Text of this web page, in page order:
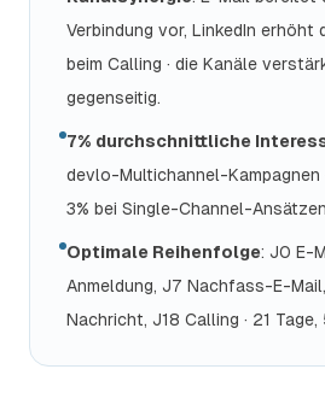
Verbindung vor, LinkedIn erhöht
beim Calling · die Kanäle
gegenseitig.
7% durchschnittliche
devlo-Multichannel-Kampagnen
3% bei Single-Channel-
Optimale Reihenfolge: J0 E-
Anmeldung, J7 Nachfass-E-
Nachricht, J18 Calling · 21